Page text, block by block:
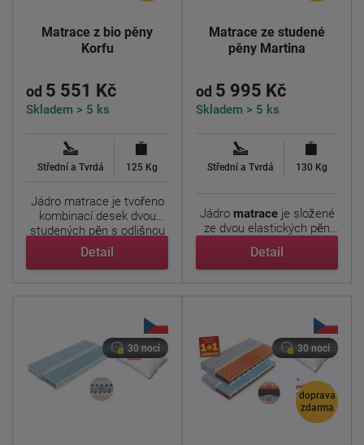
Matrace z bio pěny
Korfu
od 5 551 Kč
Skladem > 5 ks
Střední a Tvrdá 125 Kg
Jádro matrace je tvořeno
kombinací desek dvou
studených pěn s odlišnou
...
Detail
Matrace ze studené
pěny Martina
od 5 995 Kč
Skladem > 5 ks
Střední a Tvrdá 130 Kg
Jádro matraceje složené
ze dvou elastických pěn
Detail
30 nocí
doprava
zdarma
30 nocí